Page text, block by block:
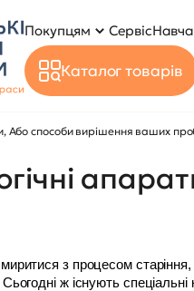
Покупцям Сервіс
Каталог товарів
Або способи вирішення ваших
з процесом
ж існують